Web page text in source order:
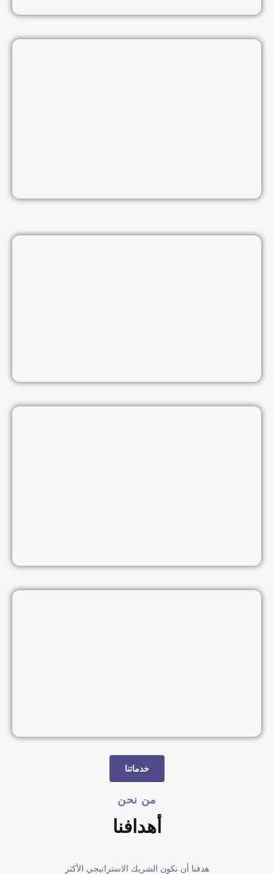
خدماتنا
من نحن
أهدافنا
هدفنا أن نكون الشريك الاستراتيجي الأكثر